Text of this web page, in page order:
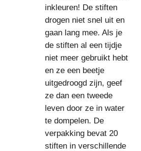
inkleuren! De stiften
drogen niet snel uit en
gaan lang mee. Als je
de stiften al een tijdje
niet meer gebruikt hebt
en ze een beetje
uitgedroogd zijn, geef
ze dan een tweede
leven door ze in water
te dompelen. De
verpakking bevat 20
stiften in verschillende